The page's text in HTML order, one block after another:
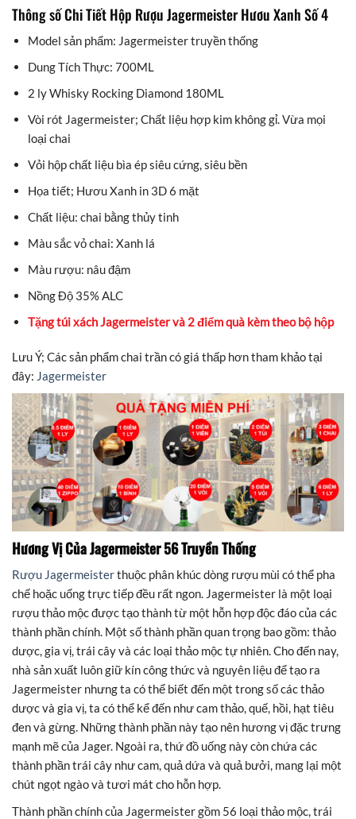
Thông số Chi Tiết Hộp Rượu Jagermeister Hươu Xanh Số 4
Model sản phẩm: Jagermeister truyền thống
Dung Tích Thực: 700ML
2 ly Whisky Rocking Diamond 180ML
Vòi rót Jagermeister; Chất liệu hợp kim không gỉ. Vừa mọi
loại chai
Vỏi hộp chất liệu bìa ép siêu cứng, siêu bền
Họa tiết; Hươu Xanh in 3D 6 mặt
Chất liệu: chai bằng thủy tinh
Màu sắc vỏ chai: Xanh lá
Màu rượu: nâu đậm
Nồng Độ 35% ALC
Tặng túi xách Jagermeister và 2 điểm quà kèm theo bộ hộp
Lưu Ý; Các sản phẩm chai trần có giá thấp hơn tham khảo tại
đây: Jagermeister
Hương Vị Của Jagermeister 56 Truyền Thống
Rượu Jagermeisterthuộc phân khúc dòng rượu mùi có thể pha
chế hoặc uống trực tiếp đều rất ngon. Jagermeister là một loại
rượu thảo mộc được tạo thành từ một hỗn hợp độc đáo của các
thành phần chính. Một số thành phần quan trọng bao gồm: thảo
dược, gia vị, trái cây và các loại thảo mộc tự nhiên. Cho đến nay,
nhà sản xuất luôn giữ kín công thức và nguyên liệu để tạo ra
Jagermeister nhưng ta có thể biết đến một trong số các thảo
dược và gia vị, ta có thể kể đến như cam thảo, quế, hồi, hạt tiêu
đen và gừng. Những thành phần này tạo nên hương vị đặc trưng
mạnh mẽ của Jager. Ngoài ra, thứ đồ uống này còn chứa các
thành phần trái cây như cam, quả dứa và quả bưởi, mang lại một
chút ngọt ngào và tươi mát cho hỗn hợp.
Thành phần chính của Jagermeister gồm 56 loại thảo mộc, trái